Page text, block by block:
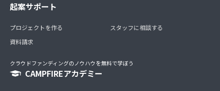
起案サポート
プロジェクトを作る
資料請求
スタッフに相談する
クラウドファンディングのノウハウを無料で学ぼう
CAMPFIREアカデミー